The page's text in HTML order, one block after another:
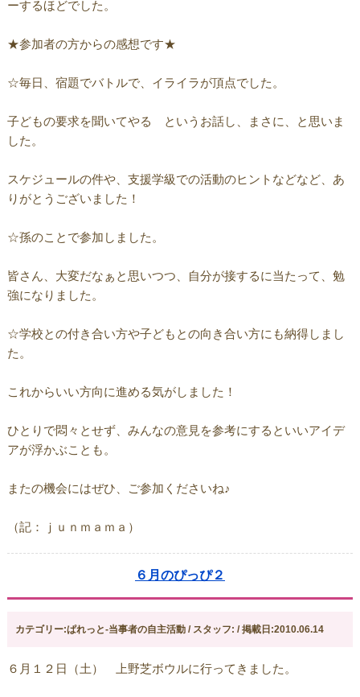
ーするほどでした。
★参加者の方からの感想です★
☆毎日、宿題でバトルで、イライラが頂点でした。
子どもの要求を聞いてやる というお話し、まさに、と思いま
した。
スケジュールの件や、支援学級での活動のヒントなどなど、あ
りがとうございました！
☆孫のことで参加しました。
皆さん、大変だなぁと思いつつ、自分が接するに当たって、勉
強になりました。
☆学校との付き合い方や子どもとの向き合い方にも納得しまし
た。
これからいい方向に進める気がしました！
ひとりで悶々とせず、みんなの意見を参考にするといいアイデ
アが浮かぶことも。
またの機会にはぜひ、ご参加くださいね♪
（記：ｊｕｎｍａｍａ）
６月のぴっぴ２
カテゴリー:ぱれっと-当事者の自主活動 / スタッフ: / 掲載日:2010.06.14
６月１２日（土） 上野芝ボウルに行ってきました。